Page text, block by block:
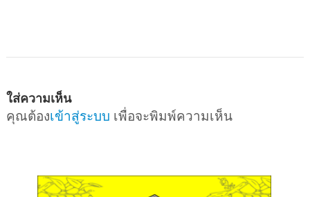
ใส่ความเห็น
คุณต้องเข้าสู่ระบบ เพื่อจะพิมพ์ความเห็น